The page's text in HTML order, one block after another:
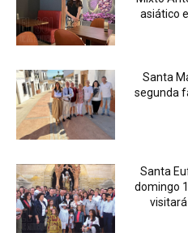
asiático
Santa
segunda
Santa
domingo